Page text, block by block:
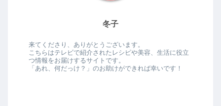
冬子
来てくださり、ありがとうございます。
こちらはテレビで紹介されたレシピや美容、生活に役立
つ情報をお届けするサイトです。
「あれ、何だっけ？」のお助けができれば幸いです！